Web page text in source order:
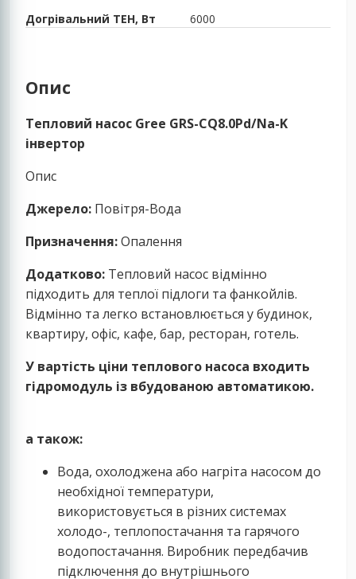
Догрівальний ТЕН, Вт 6000
Опис
Тепловий насос Gree GRS-CQ8.0Pd/Na-K
інвертор
Опис
Джерело: Повітря-Вода
Призначення:Опалення
Додатково: Тепловий насос відмінно
підходить для теплої підлоги та фанкойлів.
Відмінно та легко встановлюється у будинок,
квартиру, офіс, кафе, бар, ресторан, готель.
У вартість ціни теплового насоса входить
гідромодуль із вбудованою автоматикою.
а також:
Вода, охолоджена або нагріта насосом до
необхідної температури,
використовується в різних системах
холодо-, теплопостачання та гарячого
водопостачання. Виробник передбачив
підключення до внутрішнього